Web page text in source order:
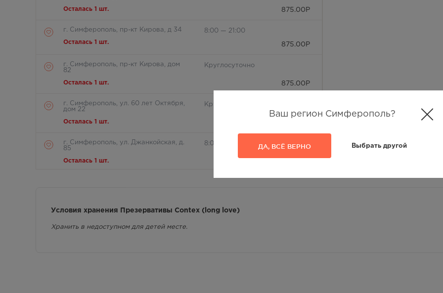
Ваш регион Симферополь?
ДА, ВСЁ ВЕРНО Выбрать другой
Осталась 1 шт. 875.00 Р
г. Симферополь, пр-кт Кирова, д 34
Осталась 1 шт.
8:00 — 21:00
875.00 Р
г. Симферополь, пр-кт Кирова, дом
82
Осталась 1 шт.
Круглосуточно
875.00 Р
г. Симферополь, ул. 60 лет Октября,
дом 22
Осталась 1 шт.
Круглосуточно
г. Симферополь, ул. Джанкойская, д.
85
Осталась 1 шт.
8:00 — 20:00
Условия хранения Презервативы Contex (long love)
Хранить в недоступном для детей месте.